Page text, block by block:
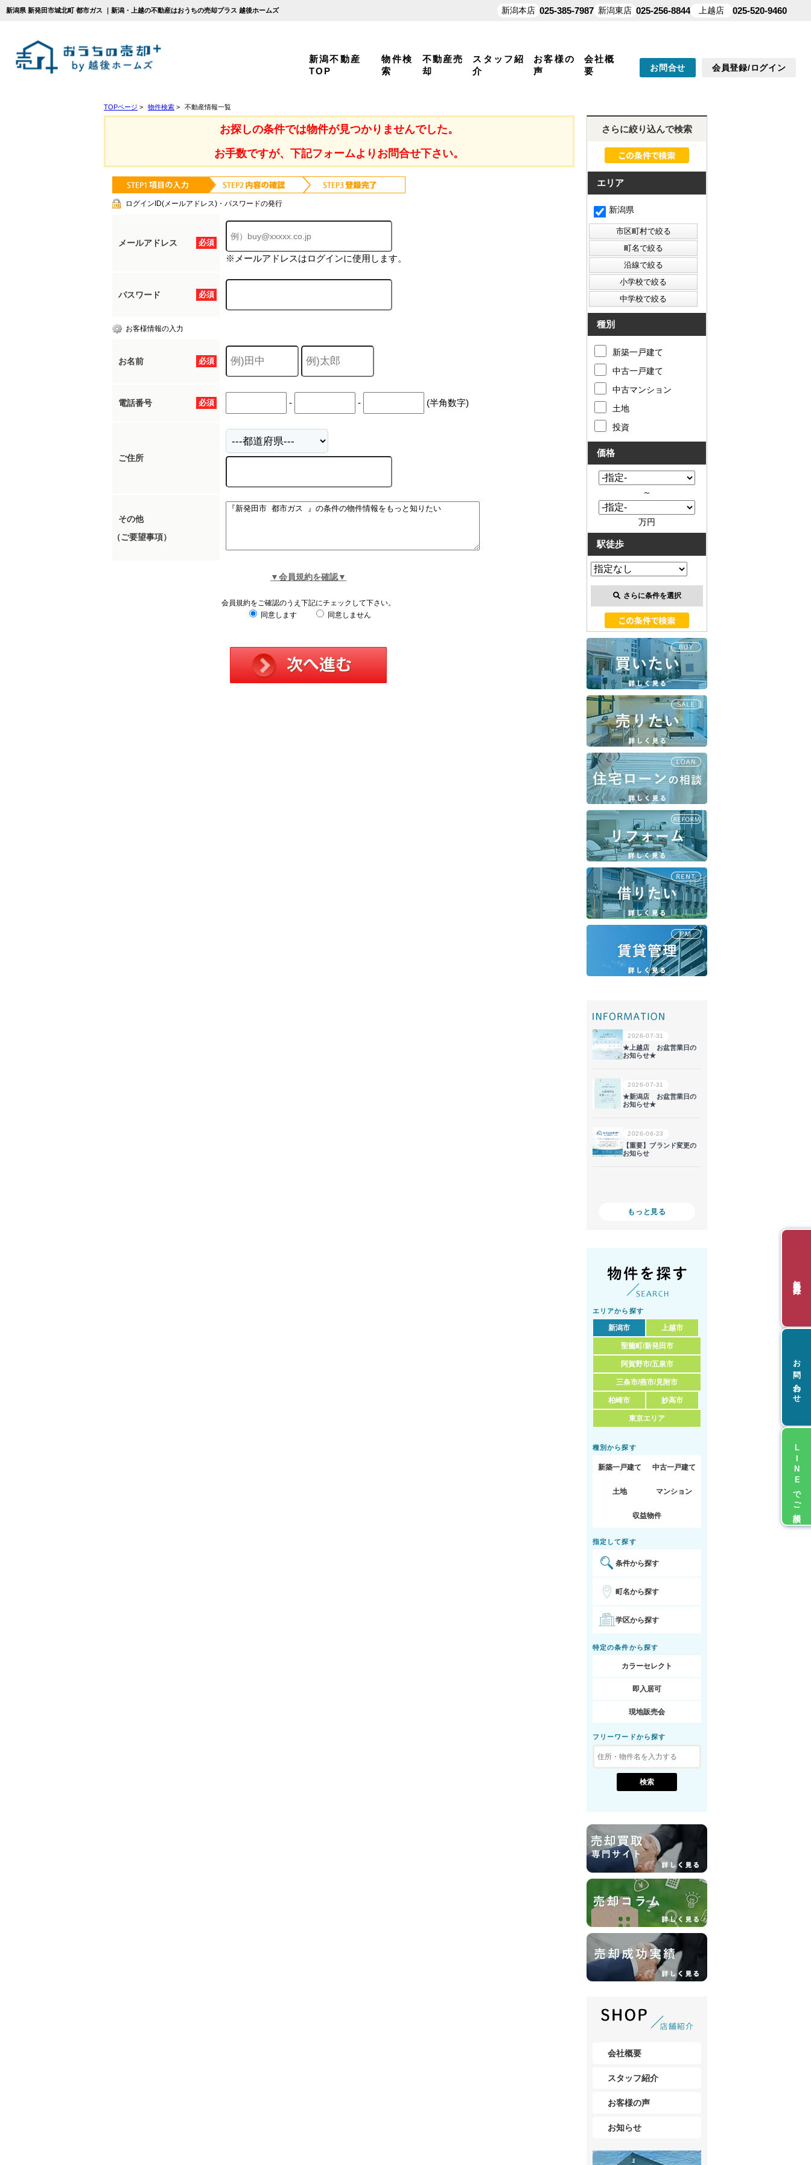
新潟県 新発田市城北町 都市ガス ｜新潟・上越の不動産はおうちの売却プラス 越後ホームズ
新潟不動産
TOP
物件検
索
不動産売
却
スタッフ紹
介
お客様の
声
会社概
要
お問合せ 会員登録/ログイン
TOPページ > 物件検索 > 不動産情報一覧
お探しの条件では物件が見つかりませんでした。
お手数ですが、下記フォームよりお問合せ下さい。
ログインID(メールアドレス)・パスワードの発行
必須
メールアドレス
※メールアドレスはログインに使用します。
必須
パスワード
お客様情報の入力
必須
お名前
必須
電話番号 - - (半角数字)
ご住所
その他
（ご要望事項）
▼会員規約を確認▼
会員規約をご確認のうえ下記にチェックして下さい。
同意します
同意しません
さらに絞り込んで検索
エリア
新潟県
種別
新築一戸建て
中古一戸建て
中古マンション
土地
投資
価格
～
万円
駅徒歩
さらに条件を選択
もっと見る
エリアから探す
新潟市 上越市
聖籠町/新発田市
阿賀野市/五泉市
三条市/燕市/見附市
柏崎市 妙高市
東京エリア
種別から探す
新築一戸建て 中古一戸建て
土地 マンション
収益物件
指定して探す
条件から探す
町名から探す
学区から探す
特定の条件から探す
カラーセレクト
即入居可
現地販売会
フリーワードから探す
会社概要
スタッフ紹介
お客様の声
お知らせ
新潟本店 025-385-7987 新潟東店 025-256-8844 上越店 025-520-9460
お問い合わせ
LINEでご相談